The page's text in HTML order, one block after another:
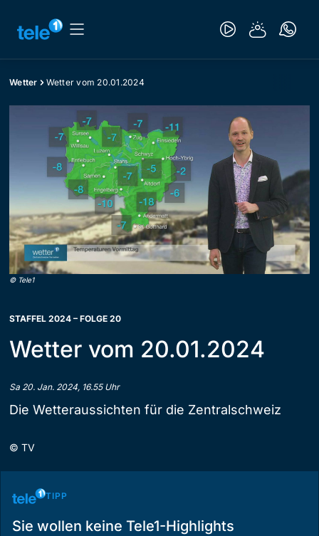
Wetter Wetter vom 20.01.2024
© Tele1
STAFFEL 2024 – FOLGE 20
Wetter vom 20.01.2024
Sa 20. Jan. 2024, 16.55 Uhr
Die Wetteraussichten für die Zentralschweiz
© TV
TIPP
Sie wollen keine Tele1-Highlights